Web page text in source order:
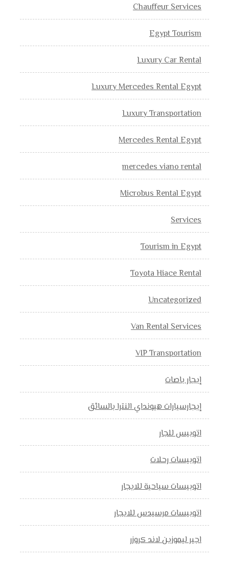
Chauffeur Services
Egypt Tourism
Luxury Car Rental
Luxury Mercedes Rental Egypt
Luxury Transportation
Mercedes Rental Egypt
mercedes viano rental
Microbus Rental Egypt
Services
Tourism in Egypt
Toyota Hiace Rental
Uncategorized
Van Rental Services
VIP Transportation
إيجار باصات
إيجارسيارات هيونداي النترا بالسائق
اتوبيس للجار
اتوبيسات رحلات
اتوبيسات سياحية للايجار
اتوبيسات مرسيدس للايجار
اجير ليموزين لاند كروزر